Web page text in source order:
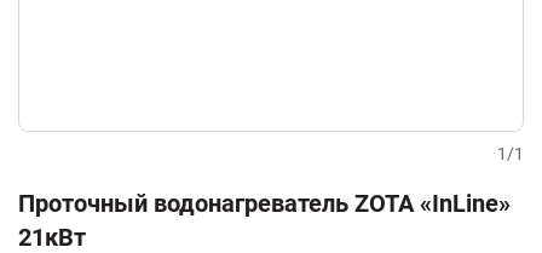
1/1
Проточный водонагреватель ZOTA «InLine»
21кВт